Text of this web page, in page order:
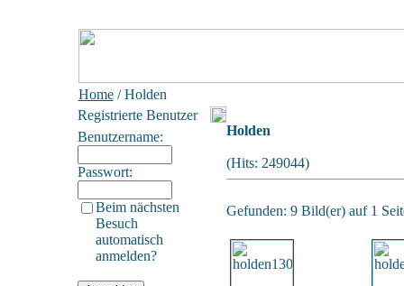
Home/ Holden
Registrierte Benutzer
Benutzername:
Passwort:
Beim nächsten
Besuch
automatisch
anmelden?
Holden
(Hits: 249044)
Gefunden: 9 Bild(er) auf 1